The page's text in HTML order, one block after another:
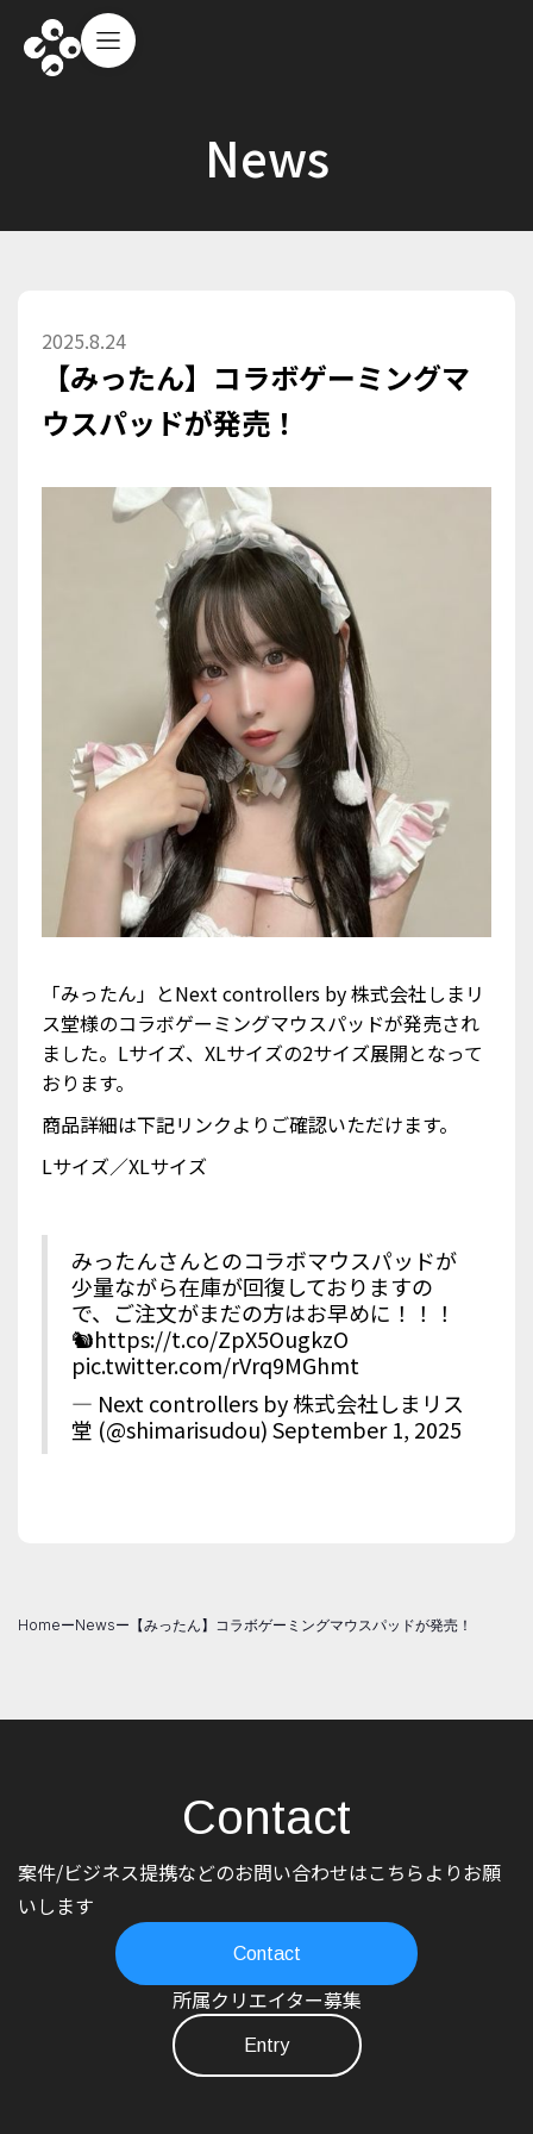
News
2025.8.24
【みったん】コラボゲーミングマ
ウスパッドが発売！
「みったん」とNext controllers by 株式会社しまリ
ス堂様のコラボゲーミングマウスパッドが発売され
ました。Lサイズ、XLサイズの2サイズ展開となって
おります。
商品詳細は下記リンクよりご確認いただけます。
Lサイズ／XLサイズ
みったんさんとのコラボマウスパッドが
少量ながら在庫が回復しておりますの
で、ご注文がまだの方はお早めに！！！
🐿https://t.co/ZpX5OugkzO
pic.twitter.com/rVrq9MGhmt
— Next controllers by 株式会社しまリス
堂 (@shimarisudou)September 1, 2025
HomeーNewsー 【みったん】コラボゲーミングマウスパッドが発売！
Contact
案件/ビジネス提携などのお問い合わせはこちらよりお願
いします
Contact
所属クリエイター募集
Entry